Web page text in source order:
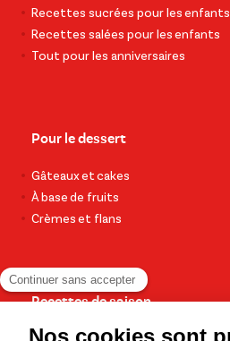
Recettes sucrées pour les enfants
Recettes salées pour les enfants
Tout pour les anniversaires
Pour le dessert
Gâteaux et cakes
À base de fruits
Crèmes et flans
Recettes de saison